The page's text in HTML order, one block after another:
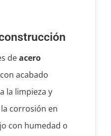
deacero
con acabado
la limpieza y
corrosión en
con humedad o